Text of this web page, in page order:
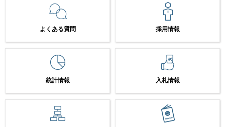
よくある質問 採用情報
統計情報 入札情報